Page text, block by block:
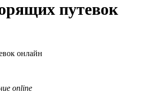
путевок
онлайн